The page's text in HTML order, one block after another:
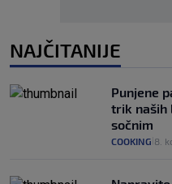
NAJČITANIJE
Punjene
trik naših
sočnim
COOKING 8.